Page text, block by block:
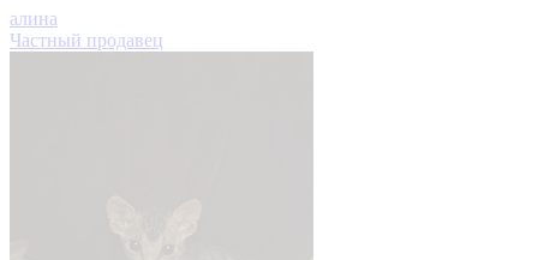
алина
Частный продавец